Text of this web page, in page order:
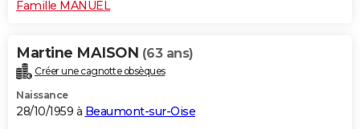
Famille MANUEL
Martine MAISON (63 ans)
Créer une cagnotte obsèques
Naissance
28/10/1959 à Beaumont-sur-Oise